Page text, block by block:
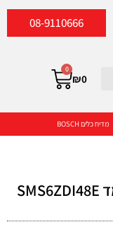
08-9110666
₪0
0
מדיח כלים BOSCH
מדיח 60ס"מ עומד SMS6ZDI48E